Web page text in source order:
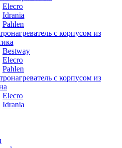
Elecro
Idrania
Pahlen
с корпусом из
Bestway
Elecro
Pahlen
с корпусом из
Elecro
Idrania